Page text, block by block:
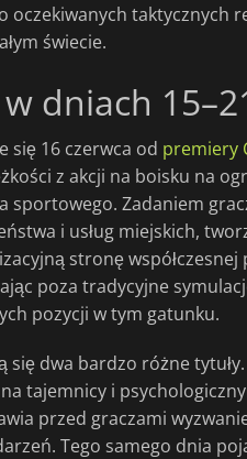
oczekiwanych taktycznych
świecie.
dniach
się 16 czerwca od premiery
z akcji na boisku na
sportowego. Zadaniem
i usług miejskich,
stronę
poza tradycyjne
pozycji w tym gatunku.
się dwa bardzo różne tytuły.
tajemnicy i
przed graczami
Tego samego dnia